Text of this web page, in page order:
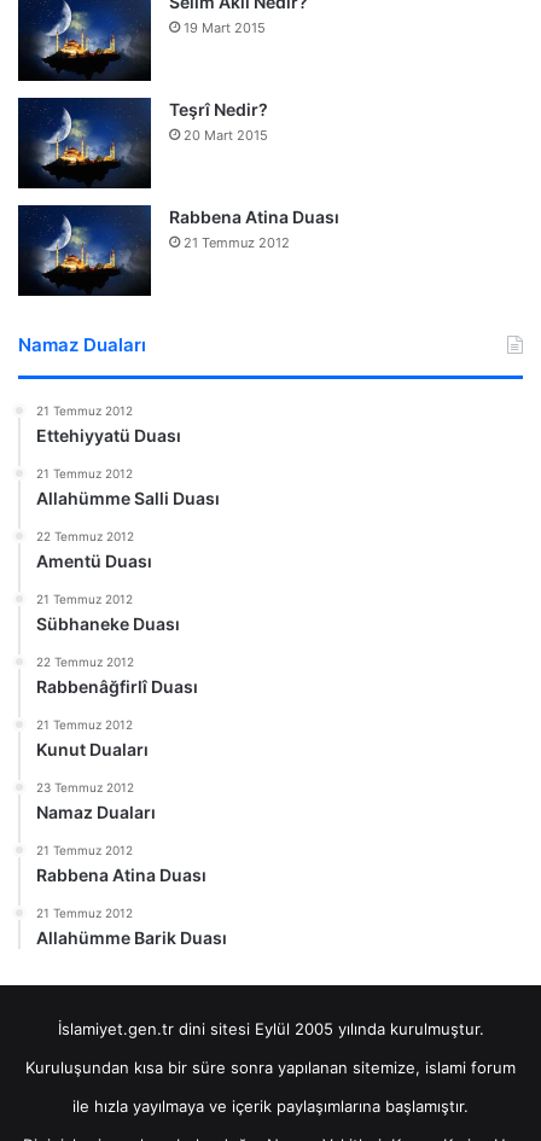
19 Mart 2015
Teşrî Nedir?
20 Mart 2015
Rabbena Atina Duası
21 Temmuz 2012
Namaz Duaları
21 Temmuz 2012
Ettehiyyatü Duası
21 Temmuz 2012
Allahümme Salli Duası
22 Temmuz 2012
Amentü Duası
21 Temmuz 2012
Sübhaneke Duası
22 Temmuz 2012
Rabbenâğfirlî Duası
21 Temmuz 2012
Kunut Duaları
23 Temmuz 2012
Namaz Duaları
21 Temmuz 2012
Rabbena Atina Duası
21 Temmuz 2012
Allahümme Barik Duası
İslamiyet.gen.tr dini sitesi Eylül 2005 yılında kurulmuştur.
Kuruluşundan kısa bir süre sonra yapılanan sitemize, islami forum
ile hızla yayılmaya ve içerik paylaşımlarına başlamıştır.